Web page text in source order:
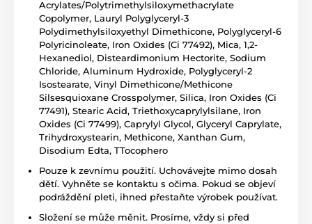
Acrylates/Polytrimethylsiloxymethacrylate
Copolymer, Lauryl Polyglyceryl-3
Polydimethylsiloxyethyl Dimethicone, Polyglyceryl-6
Polyricinoleate, Iron Oxides (Ci 77492), Mica, 1,2-
Hexanediol, Disteardimonium Hectorite, Sodium
Chloride, Aluminum Hydroxide, Polyglyceryl-2
Isostearate, Vinyl Dimethicone/Methicone
Silsesquioxane Crosspolymer, Silica, Iron Oxides (Ci
77491), Stearic Acid, Triethoxycaprylylsilane, Iron
Oxides (Ci 77499), Caprylyl Glycol, Glyceryl Caprylate,
Trihydroxystearin, Methicone, Xanthan Gum,
Disodium Edta, TTocophero
Pouze k zevnímu použití. Uchovávejte mimo dosah
dětí. Vyhněte se kontaktu s očima. Pokud se objeví
podráždění pleti, ihned přestaňte výrobek používat.
Složení se může měnit. Prosíme, vždy si před